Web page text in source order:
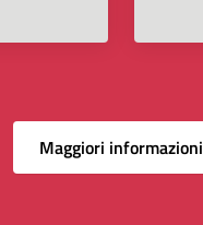
Maggiori informazioni